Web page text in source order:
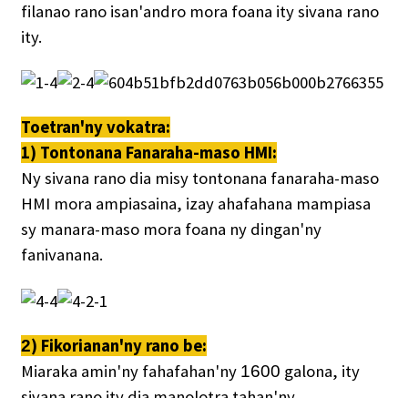
filanao rano isan'andro mora foana ity sivana rano
ity.
Toetran'ny vokatra:
1) Tontonana Fanaraha-maso HMI:
Ny sivana rano dia misy tontonana fanaraha-maso
HMI mora ampiasaina, izay ahafahana mampiasa
sy manara-maso mora foana ny dingan'ny
fanivanana.
2) Fikorianan'ny rano be:
Miaraka amin'ny fahafahan'ny 1600 galona, ​​ity